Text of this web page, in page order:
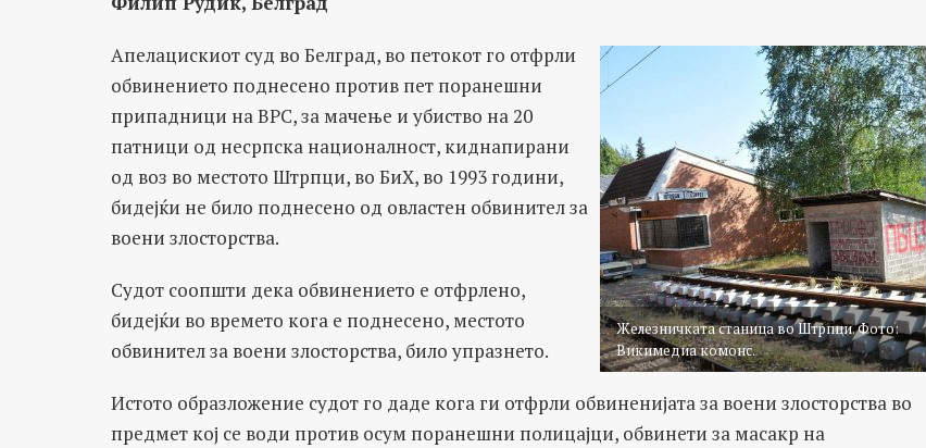
Железничката станица во Штрпци. Фото:
Викимедиа комонс.
Апелацискиот суд во Белград, во петокот го отфрли
обвинението поднесено против пет поранешни
припадници на ВРС, за мачење и убиство на 20
патници од несрпска националност, киднапирани
од воз во местото Штрпци, во БиХ, во 1993 години,
бидејќи не било поднесено од овластен обвинител за
воени злосторства.
Судот соопшти дека обвинението е отфрлено,
бидејќи во времето кога е поднесено, местото
обвинител за воени злосторства, било упразнето.
Истото образложение судот го даде кога ги отфрли обвиненијата за воени злосторства во
предмет кој се води против осум поранешни полицајци, обвинети за масакр на